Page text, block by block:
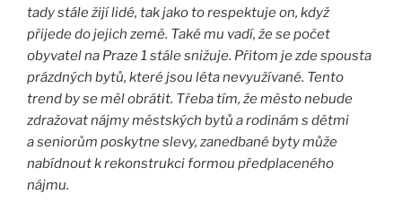
tady stále žijí lidé, tak jako to respektuje on, když
přijede do jejich země. Také mu vadí, že se počet
obyvatel na Praze 1 stále snižuje. Přitom je zde spousta
prázdných bytů, které jsou léta nevyužívané. Tento
trend by se měl obrátit. Třeba tím, že město nebude
zdražovat nájmy městských bytů a rodinám s dětmi
a seniorům poskytne slevy, zanedbané byty může
nabídnout k rekonstrukci formou předplaceného
nájmu.